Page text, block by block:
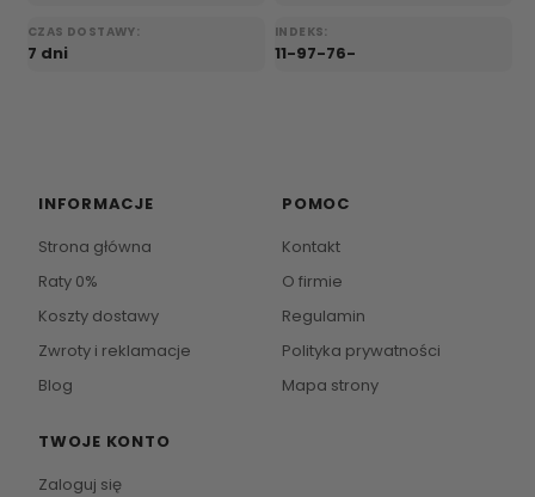
CZAS DOSTAWY:
7 dni
INDEKS:
11-97-76-
INFORMACJE
Strona główna
Raty 0%
Koszty dostawy
Zwroty i reklamacje
Blog
POMOC
Kontakt
O firmie
Regulamin
Polityka prywatności
Mapa strony
TWOJE KONTO
Zaloguj się